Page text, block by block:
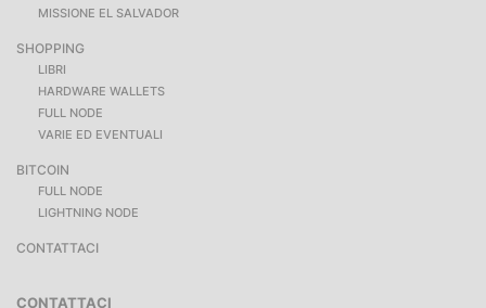
MISSIONE EL SALVADOR
SHOPPING
LIBRI
HARDWARE WALLETS
FULL NODE
VARIE ED EVENTUALI
BITCOIN
FULL NODE
LIGHTNING NODE
CONTATTACI
CONTATTACI